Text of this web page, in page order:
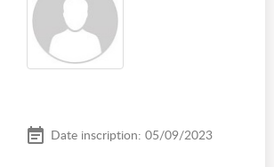
Date inscription: 05/09/2023